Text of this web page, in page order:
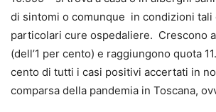
di sintomi o comunque in condizioni tali
particolari cure ospedaliere. Crescono
(dell’1 per cento) e raggiungono quota
cento di tutti i casi positivi accertati in
comparsa della pandemia in Toscana,